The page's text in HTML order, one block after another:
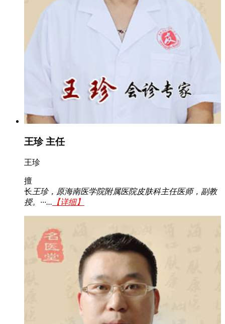
王珍 主任
王珍
擅
长王珍，原海南医学院附属医院皮肤科主任医师，副教
授。···... 【详细】